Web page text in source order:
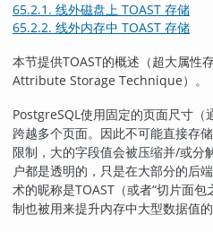
65.2.1. 线外磁盘上 TOAST 存储
65.2.2. 线外内存中 TOAST 存储
本节提供TOAST的概述（超大属性
Attribute Storage Technique）。
PostgreSQL使用固定的页面尺寸（
跨越多个页面。因此不可能直接存
限制，大的字段值会被压缩并/或分
户都是透明的，只是在大部分的后
术的昵称是TOAST （或者“切片面包
制也被用来提升内存中大型数据值的